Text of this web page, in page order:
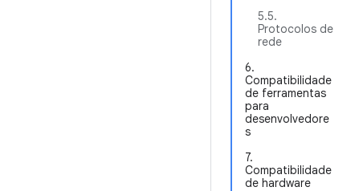
5.5.
Protocolos de
rede
6.
Compatibilidade
de ferramentas
para
desenvolvedore
s
7.
Compatibilidade
de hardware